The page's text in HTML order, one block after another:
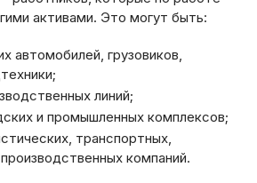
активами. Это могут быть:
автомобилей, грузовиков,
линий;
и промышленных комплексов;
транспортных,
компаний.